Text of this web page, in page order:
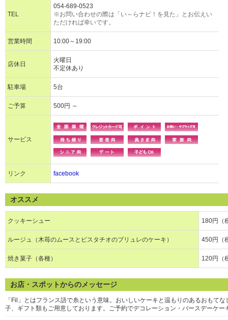
TEL
054-689-0523
※お問い合わせの際は「い～らナビ！を見た」とお伝えい
ただければ幸いです。
営業時間 10:00～19:00
店休日
火曜日
不定休あり
駐車場 5台
ご予算 500円 ～
サービス
リンク facebook
オススメ
クッキーシュー 180円（
ルージュ（木苺のムースとピスタチオのブリュレのケーキ） 450円（
焼き菓子（各種） 120円（
お店・スポットからのメッセージ
「Fil」とはフランス語で糸という意味。おいしいケーキと温もりのあるおもて
子、ギフト類もご用意しております。ご予約でデコレーション・バースデーケ